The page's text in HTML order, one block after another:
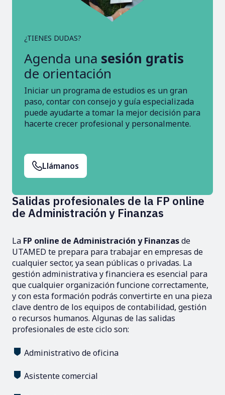
¿TIENES DUDAS?
Agenda una sesión gratis
de orientación
Iniciar un programa de estudios es un gran
paso, contar con consejo y guía especializada
puede ayudarte a tomar la mejor decisión para
hacerte crecer profesional y personalmente.
Llámanos
Salidas profesionales de la FP online
de Administración y Finanzas
La FP online de Administración y Finanzasde
UTAMED te prepara para trabajar en empresas de
cualquier sector, ya sean públicas o privadas. La
gestión administrativa y financiera es esencial para
que cualquier organización funcione correctamente,
y con esta formación podrás convertirte en una pieza
clave dentro de los equipos de contabilidad, gestión
o recursos humanos. Algunas de las salidas
profesionales de este ciclo son:
Administrativo de oficina
Asistente comercial